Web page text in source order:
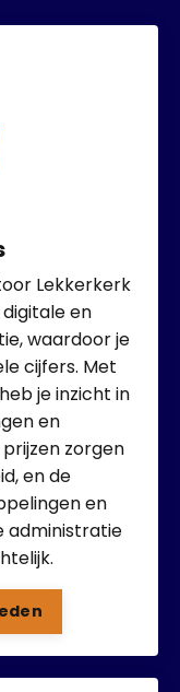
Lekkerkerk
digitale en
waardoor je
cijfers. Met
je inzicht in
en
zorgen
en de
en
administratie